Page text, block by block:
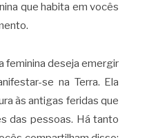
que habita em vocês
feminina deseja emergir
se na Terra. Ela
às antigas feridas que
das pessoas. Há tanto